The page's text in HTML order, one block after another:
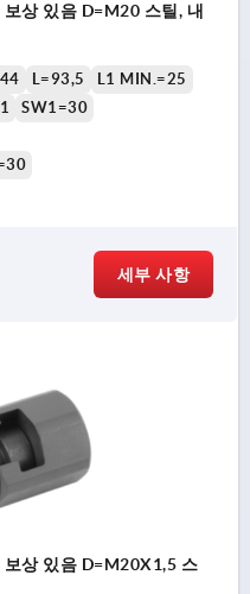
상 있음 D=M20 스틸, 내
L=93,5
L1 MIN.=25
SW1=30
세부 사항
보상 있음 D=M20X1,5 스